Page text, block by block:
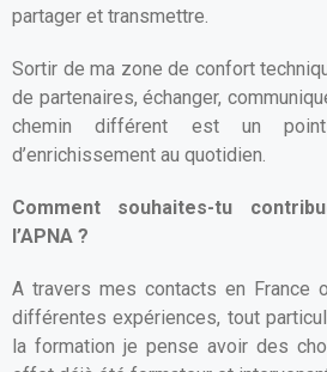
partager et transmettre.
Sortir de ma zone de confort
de partenaires, échanger,
chemin différent est un point
d’enrichissement au quotidien.
Comment souhaites-tu
l’APNA ?
A travers mes contacts en France
différentes expériences, tout
la formation je pense avoir des